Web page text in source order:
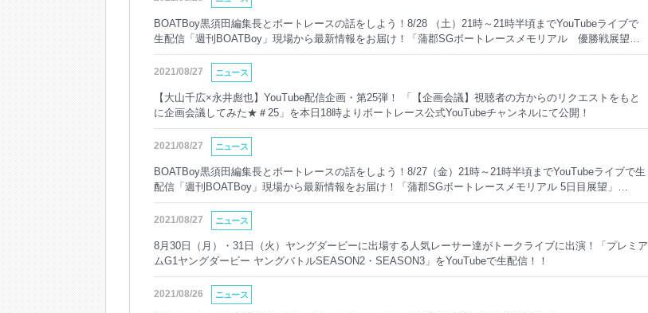
BOATBoy黒須田編集長とボートレースの話をしよう！8/28 （土）21時～21時半頃までYouTubeライブで
生配信「週刊BOATBoy」現場から最新情報をお届け！「蒲郡SGボートレースメモリアル 優勝戦展望」
（PC・SP）
2021/08/27 ニュース
【大山千広×永井彪也】YouTube配信企画・第25弾！ 「【企画会議】視聴者の方からのリクエストをもと
に企画会議してみた★＃25」を本日18時よりボートレース公式YouTubeチャンネルにて公開！
2021/08/27 ニュース
BOATBoy黒須田編集長とボートレースの話をしよう！8/27（金）21時～21時半頃までYouTubeライブで生
配信「週刊BOATBoy」現場から最新情報をお届け！「蒲郡SGボートレースメモリアル 5日目展望」
（PC・SP）
2021/08/27 ニュース
8月30日（月）・31日（火）ヤングダービーに出場する人気レーサー達がトークライブに出演！「プレミア
ムG1ヤングダービー ヤングバトルSEASON2・SEASON3」をYouTubeで生配信！！
2021/08/26 ニュース